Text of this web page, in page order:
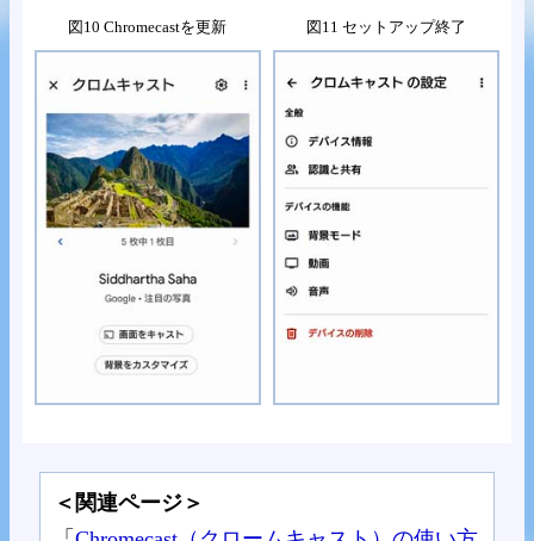
図10 Chromecastを更新 図11 セットアップ終了
＜関連ページ＞